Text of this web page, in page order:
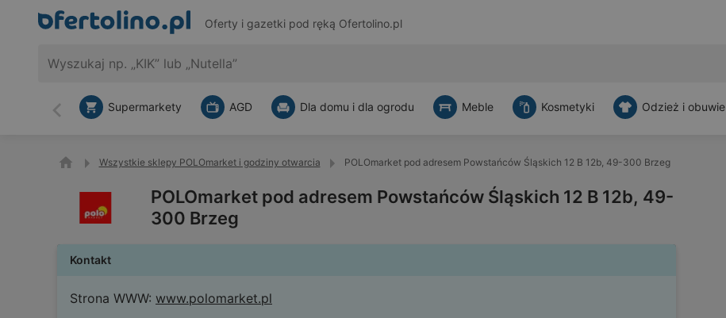
Oferty i gazetki pod ręką Ofertolino.pl
Wstecz
Supermarkety AGD Dla domu i dla ogrodu Meble Kosmetyki Odzież i obuwie
Wszystkie sklepy POLOmarket i godziny otwarcia POLOmarket pod adresem Powstańców Śląskich 12 B 12b, 49-300 Brzeg
POLOmarket pod adresem Powstańców Śląskich 12 B 12b, 49-
300 Brzeg
Kontakt
Strona WWW: www.polomarket.pl